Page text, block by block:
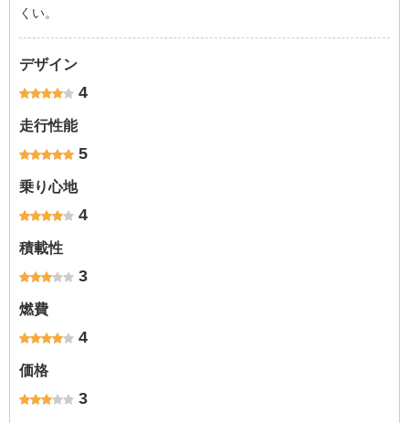
くい。
デザイン
4
走行性能
5
乗り心地
4
積載性
3
燃費
4
価格
3